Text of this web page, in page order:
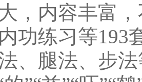
，内容丰富
功练习等193
、腿法、步